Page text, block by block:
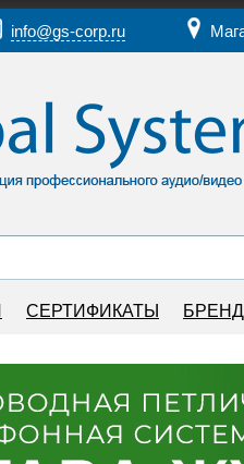
info@gs-corp.ru
СЕРТИФИКАТЫ